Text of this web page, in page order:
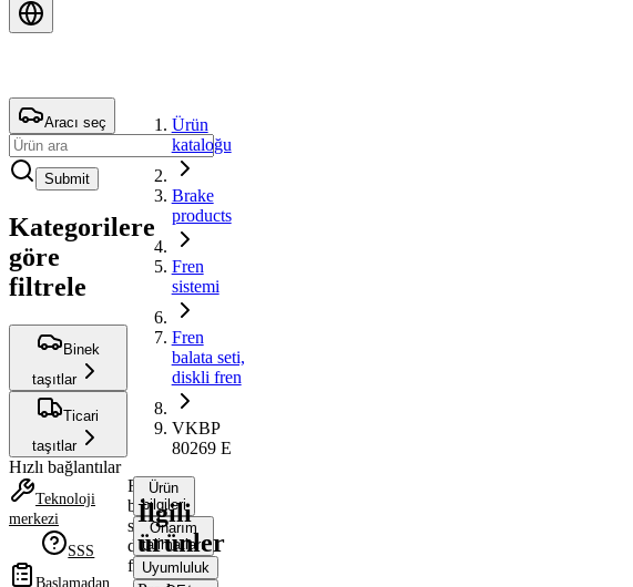
Aracı seç
Submit
Kategorilere
göre
filtrele
Binek
taşıtlar
Ticari
taşıtlar
Hızlı bağlantılar
Teknoloji
merkezi
SSS
Başlamadan
Ürün
kataloğu
Brake
products
Fren
sistemi
Fren
balata seti,
diskli fren
VKBP
80269 E
Fren
balata
seti,
diskli
fren
Ürün
bilgileri
Onarım
talimatları
Uyumluluk
İlgili
ürünler